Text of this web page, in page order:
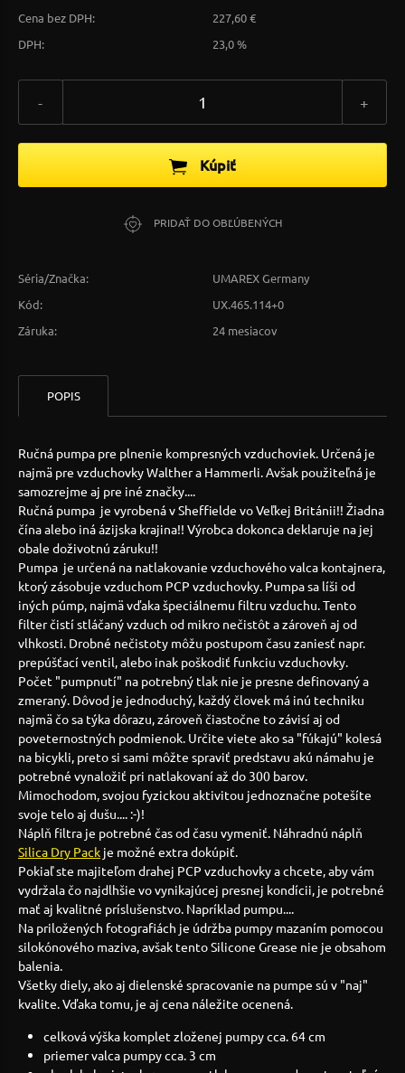
Cena bez DPH:
227,60 €
DPH:
23,0 %
- +
Kúpiť
PRIDAŤ DO OBĽÚBENÝCH
Séria/Značka:
UMAREX Germany
Kód:
UX.465.114+0
Záruka:
24 mesiacov
POPIS
Ručná pumpa pre plnenie kompresných vzduchoviek. Určená je
najmä pre vzduchovky Walther a Hammerli. Avšak použiteľná je
samozrejme aj pre iné značky....
Ručná pumpa je vyrobená v Sheffielde vo Veľkej Británii!! Žiadna
čína alebo iná ázijska krajina!! Výrobca dokonca deklaruje na jej
obale doživotnú záruku!!
Pumpa je určená na natlakovanie vzduchového valca kontajnera,
ktorý zásobuje vzduchom PCP vzduchovky. Pumpa sa líši od
iných púmp, najmä vďaka špeciálnemu filtru vzduchu. Tento
filter čistí stláčaný vzduch od mikro nečistôt a zároveň aj od
vlhkosti. Drobné nečistoty môžu postupom času zaniesť napr.
prepúšťací ventil, alebo inak poškodiť funkciu vzduchovky.
Počet "pumpnutí" na potrebný tlak nie je presne definovaný a
zmeraný. Dôvod je jednoduchý, každý človek má inú techniku
najmä čo sa týka dôrazu, zároveň čiastočne to závisí aj od
poveternostných podmienok. Určite viete ako sa "fúkajú" kolesá
na bicykli, preto si sami môžte spraviť predstavu akú námahu je
potrebné vynaložiť pri natlakovaní až do 300 barov.
Mimochodom, svojou fyzickou aktivitou jednoznačne potešíte
svoje telo aj dušu.... :-)!
Náplň filtra je potrebné čas od času vymeniť. Náhradnú náplň
Silica Dry Pack je možné extra dokúpiť.
Pokiaľ ste majiteľom drahej PCP vzduchovky a chcete, aby vám
vydržala čo najdlhšie vo vynikajúcej presnej kondícii, je potrebné
mať aj kvalitné príslušenstvo. Napríklad pumpu....
Na priložených fotografiách je údržba pumpy mazaním pomocou
silokónového maziva, avšak tento Silicone Grease nie je obsahom
balenia.
Všetky diely, ako aj dielenské spracovanie na pumpe sú v "naj"
kvalite. Vďaka tomu, je aj cena náležite ocenená.
celková výška komplet zloženej pumpy cca. 64 cm
priemer valca pumpy cca. 3 cm